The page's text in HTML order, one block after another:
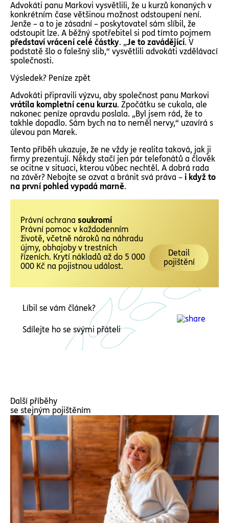
Advokáti panu Markovi vysvětlili, že u kurzů konaných v
konkrétním čase většinou možnost odstoupení není.
Jenže – a to je zásadní – poskytovatel sám slíbil, že
odstoupit lze. A běžný spotřebitel si pod tímto pojmem
představí vrácení celé částky. „Je to zavádějící. V
podstatě šlo o falešný slib,“ vysvětlili advokáti vzdělávací
společnosti.
Výsledek? Peníze zpět
Advokáti připravili výzvu, aby společnost panu Markovi
vrátila kompletní cenu kurzu. Zpočátku se cukala, ale
nakonec peníze opravdu poslala. „Byl jsem rád, že to
takhle dopadlo. Sám bych na to neměl nervy,“ uzavírá s
úlevou pan Marek.
Tento příběh ukazuje, že ne vždy je realita taková, jak ji
firmy prezentují. Někdy stačí jen pár telefonátů a člověk
se ocitne v situaci, kterou vůbec nechtěl. A dobrá rada
na závěr? Nebojte se ozvat a bránit svá práva – i když to
na první pohled vypadá marně.
Právní ochrana soukromí
Právní pomoc v každodenním
životě, včetně nároků na náhradu
újmy, obhajoby v trestních
řízeních. Krytí nákladů až do 5 000
000 Kč na pojistnou událost.
Detail
pojištění
Líbil se vám článek?
Sdílejte ho se svými přáteli
Další příběhy
se stejným pojištěním